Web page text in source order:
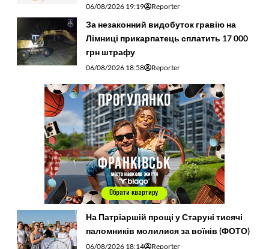
06/08/2026 19:19 Reporter
За незаконний видобуток гравію на
Лімниці прикарпатець сплатить 17 000
грн штрафу
06/08/2026 18:58 Reporter
На Патріаршій прощі у Старуні тисячі
паломників молилися за воїнів (ФОТО)
06/08/2026 18:14 Reporter